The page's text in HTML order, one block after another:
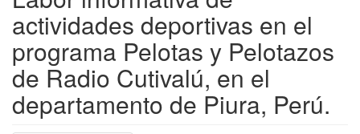
actividades deportivas en el
programa Pelotas y Pelotazos
de Radio Cutivalú, en el
departamento de Piura, Perú.